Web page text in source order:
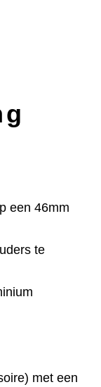
een 46mm
te
met een